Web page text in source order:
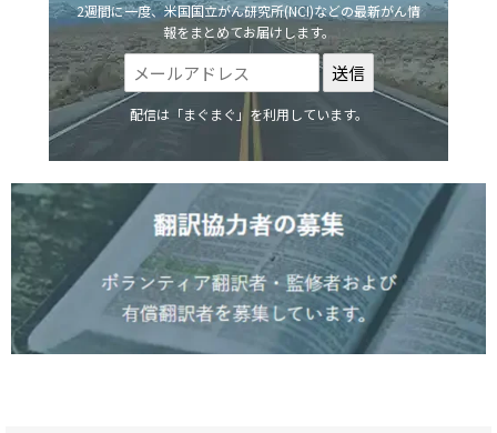
2週間に一度、米国国立がん研究所(NCI)などの最新がん情
報をまとめてお届けします。
配信は「まぐまぐ」を利用しています。